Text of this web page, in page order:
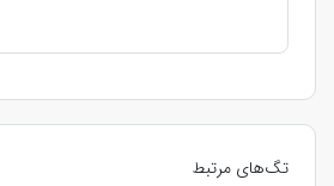
تگ‌های مرتبط